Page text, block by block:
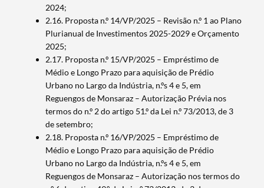
2024;
2.16. Proposta n.º 14/VP/2025 – Revisão n.º 1 ao Plano
Plurianual de Investimentos 2025-2029 e Orçamento
2025;
2.17. Proposta n.º 15/VP/2025 – Empréstimo de
Médio e Longo Prazo para aquisição de Prédio
Urbano no Largo da Indústria, n.ºs 4 e 5, em
Reguengos de Monsaraz – Autorização Prévia nos
termos do n.º 2 do artigo 51.º da Lei n.º 73/2013, de 3
de setembro;
2.18. Proposta n.º 16/VP/2025 – Empréstimo de
Médio e Longo Prazo para aquisição de Prédio
Urbano no Largo da Indústria, n.ºs 4 e 5, em
Reguengos de Monsaraz – Autorização nos termos do